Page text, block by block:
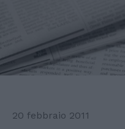
20 febbraio 2011